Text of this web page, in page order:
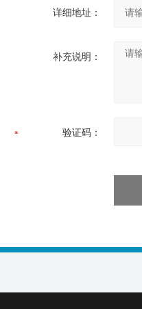
详细地址：
补充说明：
验证码：